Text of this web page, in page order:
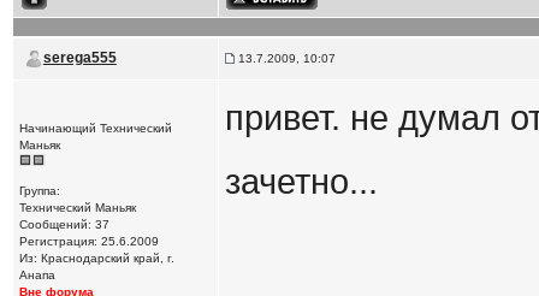
serega555 13.7.2009, 10:07
Начинающий Технический
Маньяк
Группа:
Технический Маньяк
Сообщений: 37
Регистрация: 25.6.2009
Из: Краснодарский край, г.
Анапа
Вне форума
привет. не думал
зачетно...